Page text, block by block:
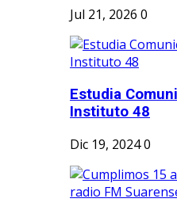
Jul 21, 2026 0
Estudia
Instituto 48
Dic 19, 20240